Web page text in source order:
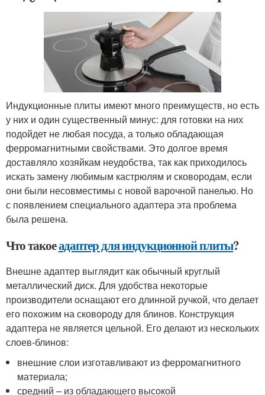
Индукционные плиты имеют много преимуществ, но есть
у них и один существенный минус: для готовки на них
подойдет не любая посуда, а только обладающая
ферромагнитными свойствами. Это долгое время
доставляло хозяйкам неудобства, так как приходилось
искать замену любимым кастрюлям и сковородам, если
они были несовместимы с новой варочной панелью. Но
с появлением специального адаптера эта проблема
была решена.
Что такоеадаптер для индукционной плиты?
Внешне адаптер выглядит как обычный круглый
металлический диск. Для удобства некоторые
производители оснащают его длинной ручкой, что делает
его похожим на сковороду для блинов. Конструкция
адаптера не является цельной. Его делают из нескольких
слоев-блинов:
внешние слои изготавливают из ферромагнитного
материала;
средний – из обладающего высокой